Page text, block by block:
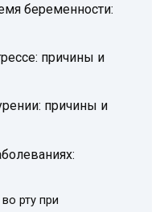
беременности:
причины и
причины и
рту при